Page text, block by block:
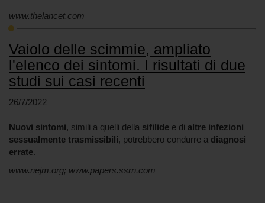
www.thelancet.com
Vaiolo delle scimmie, ampliato
l'elenco dei sintomi. I risultati di due
studi sui casi recenti
26/7/2022
Nuovi sintomi, simili a quelli della sifilide e di altre infezioni
sessualmente trasmissibili, potrebbero condurre a diagnosi
errate.
www.nejm.org; www.papers.ssrn.com